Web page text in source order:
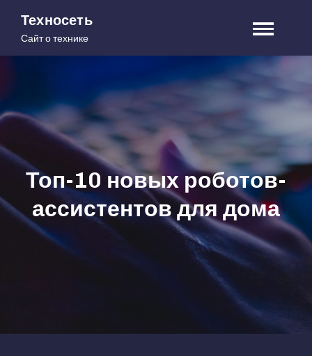
Техносеть
Сайт о технике
Топ-10 новых роботов-
ассистентов для дома